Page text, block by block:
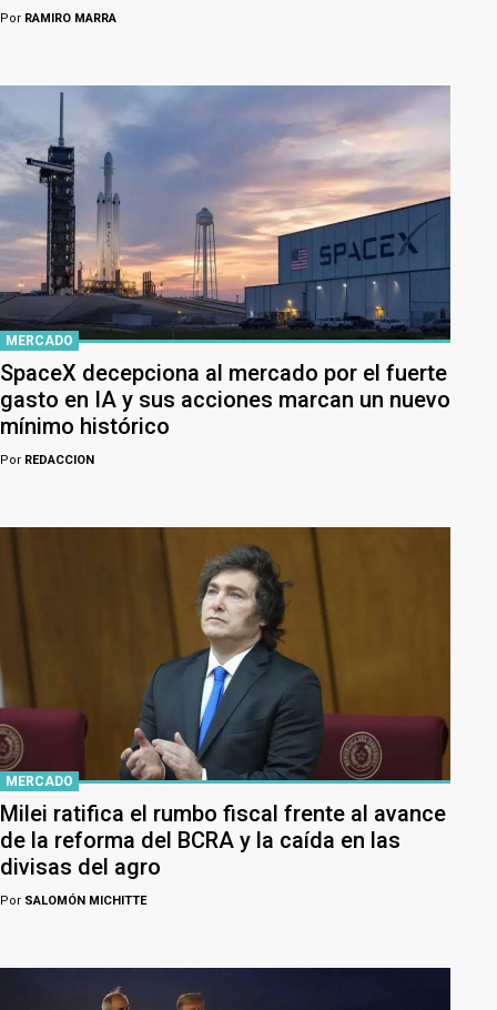
Por RAMIRO MARRA
MERCADO
SpaceX decepciona al mercado por el fuerte
gasto en IA y sus acciones marcan un nuevo
mínimo histórico
Por REDACCION
MERCADO
Milei ratifica el rumbo fiscal frente al avance
de la reforma del BCRA y la caída en las
divisas del agro
Por SALOMÓN MICHITTE